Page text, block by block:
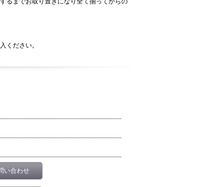
ください。
い合わせ